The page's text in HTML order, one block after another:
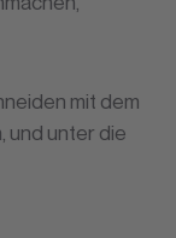
mit dem
und unter die